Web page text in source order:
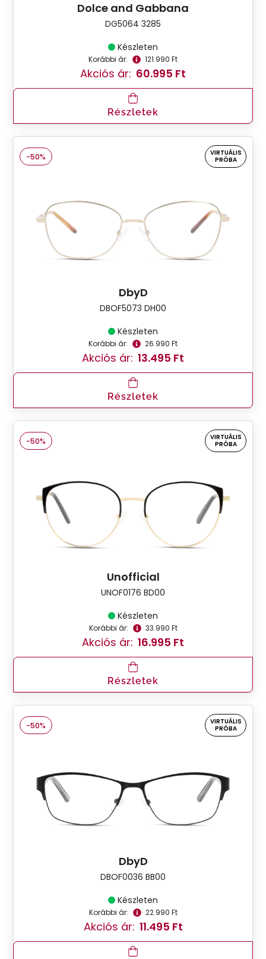
Dolce and Gabbana
DG5064 3285
Készleten
Korábbi ár: 121.990 Ft
Akciós ár: 60.995 Ft
Részletek
-50%
VIRTUÁLIS
PRÓBA
DbyD
DBOF5073 DH00
Készleten
Korábbi ár: 26.990 Ft
Akciós ár: 13.495 Ft
Részletek
-50%
VIRTUÁLIS
PRÓBA
Unofficial
UNOF0176 BD00
Készleten
Korábbi ár: 33.990 Ft
Akciós ár: 16.995 Ft
Részletek
-50%
VIRTUÁLIS
PRÓBA
DbyD
DBOF0036 BB00
Készleten
Korábbi ár: 22.990 Ft
Akciós ár: 11.495 Ft